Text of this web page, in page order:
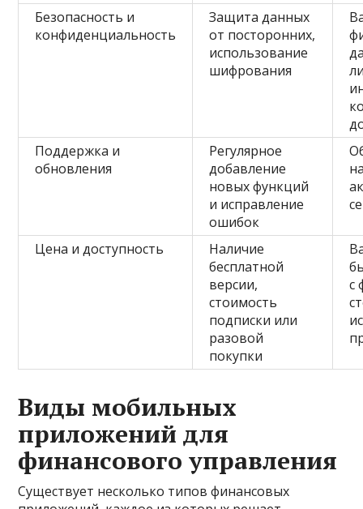
Безопасность и
конфиденциальность
Защита данных
от посторонних,
использование
шифрования
Поддержка и
обновления
Регулярное
добавление
новых функций
и исправление
ошибок
Цена и доступность
Наличие
бесплатной
версии,
стоимость
подписки или
разовой
покупки
с
Виды мобильных
приложений для
финансового управления
Существует несколько типов финансовых